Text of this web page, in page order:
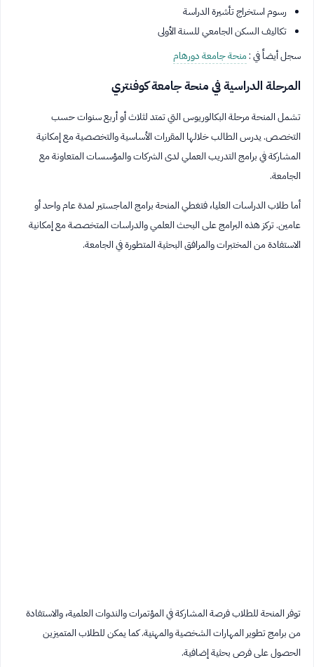
رسوم استخراج تأشيرة الدراسة
تكاليف السكن الجامعي للسنة الأولى
سجل أيضاً في :منحة جامعة دورهام
المرحلة الدراسية في منحة جامعة كوفنتري
تشمل المنحة مرحلة البكالوريوس التي تمتد لثلاث أو أربع سنوات حسب
التخصص. يدرس الطالب خلالها المقررات الأساسية والتخصصية مع إمكانية
المشاركة في برامج التدريب العملي لدى الشركات والمؤسسات المتعاونة مع
الجامعة.
أما طلاب الدراسات العليا، فتغطي المنحة برامج الماجستير لمدة عام واحد أو
عامين. تركز هذه البرامج على البحث العلمي والدراسات المتخصصة مع إمكانية
الاستفادة من المختبرات والمرافق البحثية المتطورة في الجامعة.
توفر المنحة للطلاب فرصة المشاركة في المؤتمرات والندوات العلمية، والاستفادة
من برامج تطوير المهارات الشخصية والمهنية. كما يمكن للطلاب المتميزين
الحصول على فرص بحثية إضافية.